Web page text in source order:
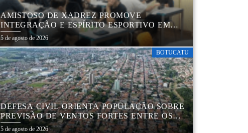
AMISTOSO DE XADREZ PROMOVE
INTEGRAÇÃO E ESPÍRITO ESPORTIVO EM
SÃO MANUEL
5 de agosto de 2026
BOTUCATU
DEFESA CIVIL ORIENTA POPULAÇÃO SOBRE
PREVISÃO DE VENTOS FORTES ENTRE OS
DIAS 6 E 9 DE AGOSTO
5 de agosto de 2026